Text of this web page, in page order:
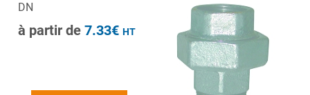
DN
à partir de 7.33€ HT